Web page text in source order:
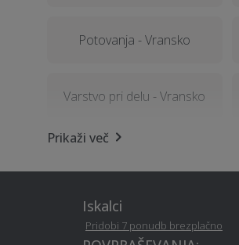
Potovanja - Vransko
Varstvo pri delu - Vransko
Organizacija dogodkov -
Rušitvena dela - Vransko
Prikaži več
Iskalci
Pridobi 7 ponudb brezplačno